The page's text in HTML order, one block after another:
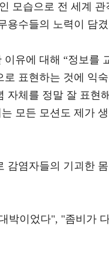
모습으로 전 세계
용수들의 노력이 담
유에 대해 “정보를
표현하는 것에 익
체를 정말 잘 표현
모든 모션도 제가
감염자들의 기괴한
박이었다", "좀비가